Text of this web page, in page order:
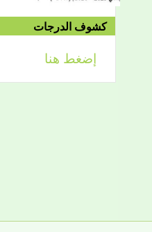
لائحة توجيه وزارة الشؤون
كشوف الدرجات
إضغط هنا